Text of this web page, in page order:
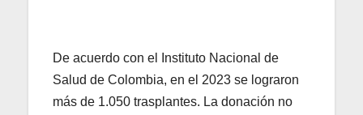
De acuerdo con el Instituto Nacional de
Salud de Colombia, en el 2023 se lograron
más de 1.050 trasplantes. La donación no